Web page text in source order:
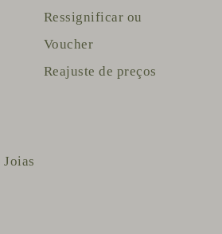
Ressignificar ou
Voucher
Reajuste de preços
Joias